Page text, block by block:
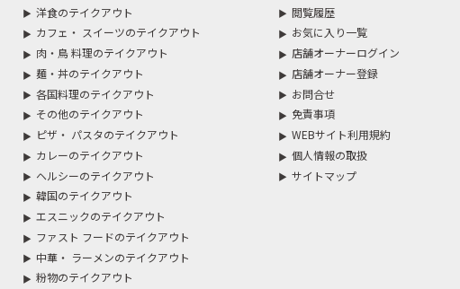
洋食のテイクアウト
カフェ・ スイーツのテイクアウト
肉・鳥 料理のテイクアウト
麺・丼のテイクアウト
各国料理のテイクアウト
その他のテイクアウト
ピザ・ パスタのテイクアウト
カレーのテイクアウト
ヘルシーのテイクアウト
韓国のテイクアウト
エスニックのテイクアウト
ファスト フードのテイクアウト
中華・ ラーメンのテイクアウト
粉物のテイクアウト
閲覧履歴
お気に入り一覧
店舗オーナーログイン
店舗オーナー登録
お問合せ
免責事項
WEBサイト利用規約
個人情報の取扱
サイトマップ